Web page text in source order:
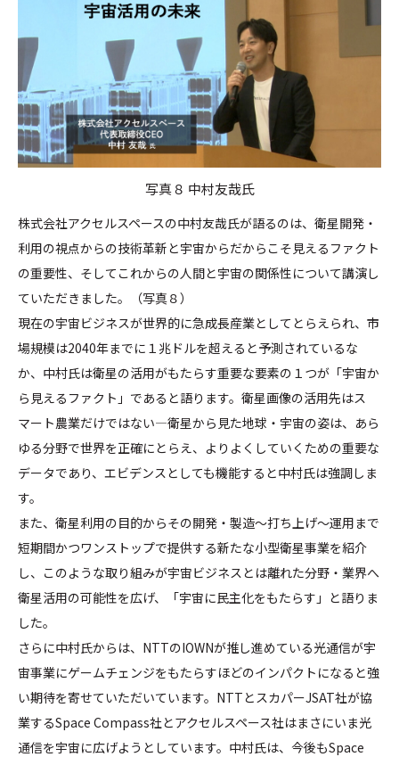
写真８ 中村友哉氏
株式会社アクセルスペースの中村友哉氏が語るのは、衛星開発・
利用の視点からの技術革新と宇宙からだからこそ見えるファクト
の重要性、そしてこれからの人間と宇宙の関係性について講演し
ていただきました。（写真８）
現在の宇宙ビジネスが世界的に急成長産業としてとらえられ、市
場規模は2040年までに１兆ドルを超えると予測されているな
か、中村氏は衛星の活用がもたらす重要な要素の１つが「宇宙か
ら見えるファクト」であると語ります。衛星画像の活用先はス
マート農業だけではない―衛星から見た地球・宇宙の姿は、あら
ゆる分野で世界を正確にとらえ、よりよくしていくための重要な
データであり、エビデンスとしても機能すると中村氏は強調しま
す。
また、衛星利用の目的からその開発・製造～打ち上げ～運用まで
短期間かつワンストップで提供する新たな小型衛星事業を紹介
し、このような取り組みが宇宙ビジネスとは離れた分野・業界へ
衛星活用の可能性を広げ、「宇宙に民主化をもたらす」と語りま
した。
さらに中村氏からは、NTTのIOWNが推し進めている光通信が宇
宙事業にゲームチェンジをもたらすほどのインパクトになると強
い期待を寄せていただいています。NTTとスカパーJSAT社が協
業するSpace Compass社とアクセルスペース社はまさにいま光
通信を宇宙に広げようとしています。中村氏は、今後もSpace